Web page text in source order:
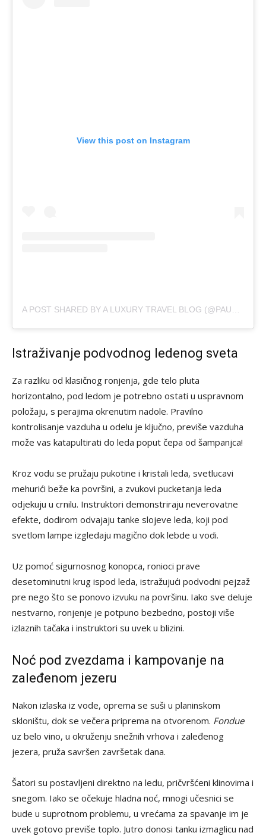
View this post on Instagram
A POST SHARED BY A LUXURY TRAVEL BLOG (@PAULHJOHNSON)
Istraživanje podvodnog ledenog sveta
Za razliku od klasičnog ronjenja, gde telo pluta
horizontalno, pod ledom je potrebno ostati u uspravnom
položaju, s perajima okrenutim nadole. Pravilno
kontrolisanje vazduha u odelu je ključno, previše vazduha
može vas katapultirati do leda poput čepa od šampanjca!
Kroz vodu se pružaju pukotine i kristali leda, svetlucavi
mehurići beže ka površini, a zvukovi pucketanja leda
odjekuju u crnilu. Instruktori demonstriraju neverovatne
efekte, dodirom odvajaju tanke slojeve leda, koji pod
svetlom lampe izgledaju magično dok lebde u vodi.
Uz pomoć sigurnosnog konopca, ronioci prave
desetominutni krug ispod leda, istražujući podvodni pejzaž
pre nego što se ponovo izvuku na površinu. Iako sve deluje
nestvarno, ronjenje je potpuno bezbedno, postoji više
izlaznih tačaka i instruktori su uvek u blizini.
Noć pod zvezdama i kampovanje na
zaleđenom jezeru
Nakon izlaska iz vode, oprema se suši u planinskom
skloništu, dok se večera priprema na otvorenom. Fondue
uz belo vino, u okruženju snežnih vrhova i zaleđenog
jezera, pruža savršen završetak dana.
Šatori su postavljeni direktno na ledu, pričvršćeni klinovima i
snegom. Iako se očekuje hladna noć, mnogi učesnici se
bude u suprotnom problemu, u vrećama za spavanje im je
uvek gotovo previše toplo. Jutro donosi tanku izmaglicu nad